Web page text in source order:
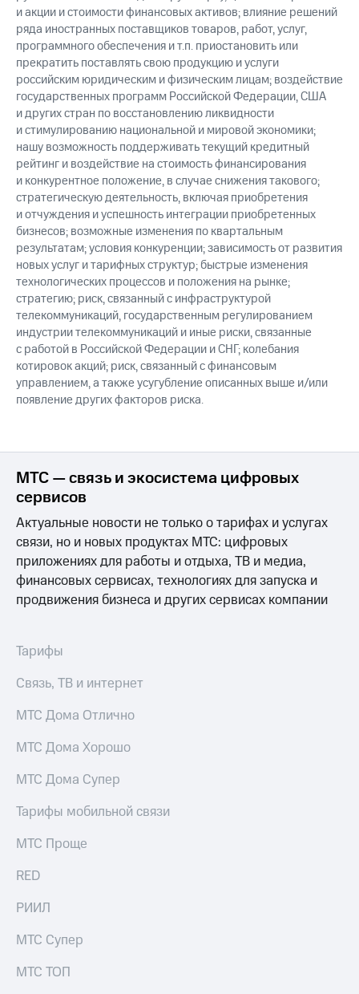
и акции и стоимости финансовых активов; влияние решений
ряда иностранных поставщиков товаров, работ, услуг,
программного обеспечения и т.п. приостановить или
прекратить поставлять свою продукцию и услуги
российским юридическим и физическим лицам; воздействие
государственных программ Российской Федерации, США
и других стран по восстановлению ликвидности
и стимулированию национальной и мировой экономики;
нашу возможность поддерживать текущий кредитный
рейтинг и воздействие на стоимость финансирования
и конкурентное положение, в случае снижения такового;
стратегическую деятельность, включая приобретения
и отчуждения и успешность интеграции приобретенных
бизнесов; возможные изменения по квартальным
результатам; условия конкуренции; зависимость от развития
новых услуг и тарифных структур; быстрые изменения
технологических процессов и положения на рынке;
стратегию; риск, связанный с инфраструктурой
телекоммуникаций, государственным регулированием
индустрии телекоммуникаций и иные риски, связанные
с работой в Российской Федерации и СНГ; колебания
котировок акций; риск, связанный с финансовым
управлением, а также усугубление описанных выше и/или
появление других факторов риска.
МТС — связь и экосистема цифровых
сервисов
Актуальные новости не только о тарифах и услугах
связи, но и новых продуктах МТС: цифровых
приложениях для работы и отдыха, ТВ и медиа,
финансовых сервисах, технологиях для запуска и
продвижения бизнеса и других сервисах компании
Тарифы
Связь, ТВ и интернет
МТС Дома Отлично
МТС Дома Хорошо
МТС Дома Супер
Тарифы мобильной связи
МТС Проще
RED
РИИЛ
МТС Супер
МТС ТОП